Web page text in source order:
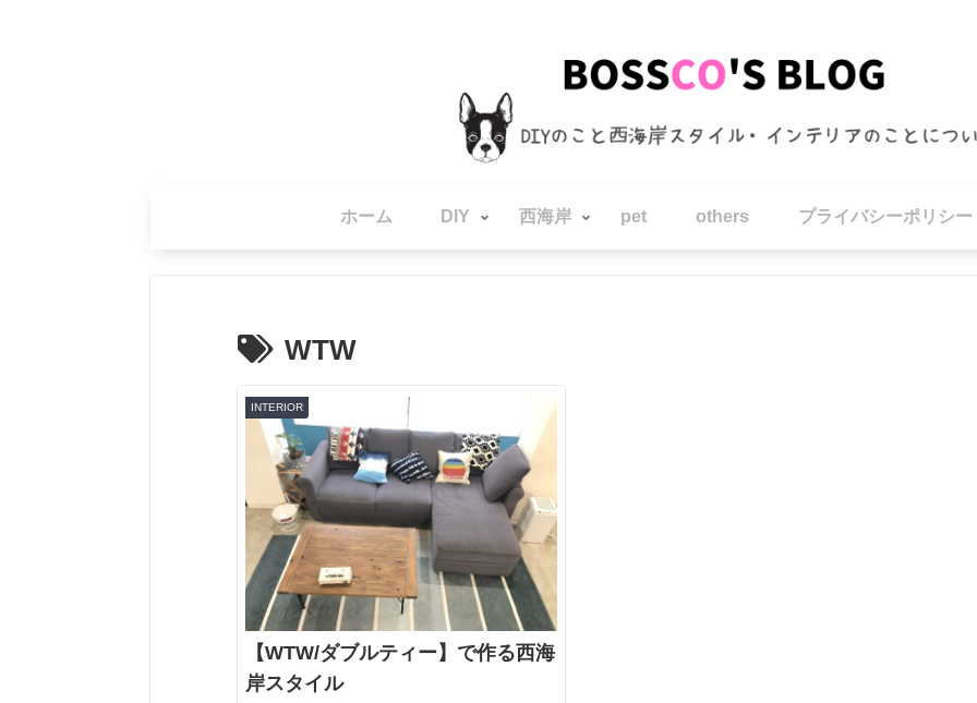
ホーム DIY 西海岸 pet others プライバシーポリシー
WTW
INTERIOR
【WTW/ダブルティー】で作る西海
岸スタイル